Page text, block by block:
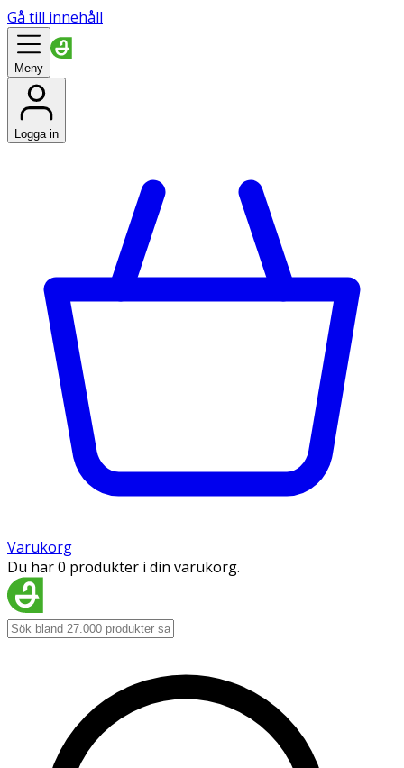
Gå till innehåll
Meny
Logga in
Varukorg
Du har 0 produkter i din varukorg.